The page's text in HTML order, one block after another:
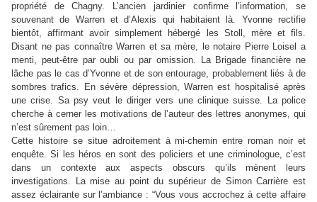
propriété de Chagny. L’ancien jardinier confirme l’information, se
souvenant de Warren et d’Alexis qui habitaient là. Yvonne rectifie
bientôt, affirmant avoir simplement hébergé les Stoll, mère et fils.
Disant ne pas connaître Warren et sa mère, le notaire Pierre Loisel a
menti, peut-être par oubli ou par omission. La Brigade financière ne
lâche pas le cas d’Yvonne et de son entourage, probablement liés à de
sombres trafics. En sévère dépression, Warren est hospitalisé après
une crise. Sa psy veut le diriger vers une clinique suisse. La police
cherche à cerner les motivations de l’auteur des lettres anonymes, qui
n’est sûrement pas loin…
Cette histoire se situe adroitement à mi-chemin entre roman noir et
enquête. Si les héros en sont des policiers et une criminologue, c’est
dans un contexte aux aspects obscurs qu’ils mènent leurs
investigations. La mise au point du supérieur de Simon Carrière est
assez éclairante sur l’ambiance : “Vous vous accrochez à cette affaire